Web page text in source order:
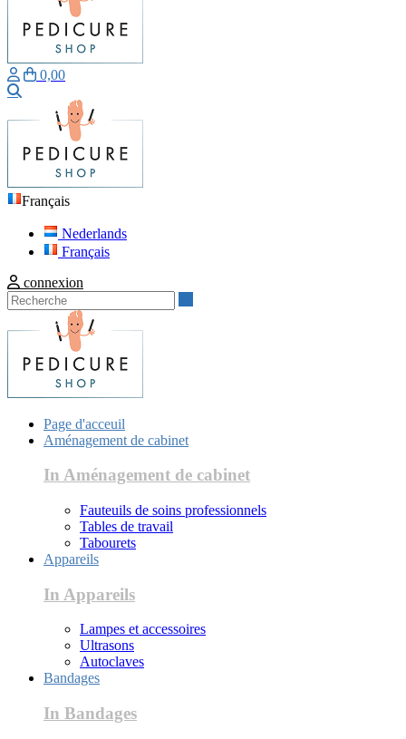
0,00
Français
Nederlands
Français
connexion
Page d'acceuil
Aménagement de cabinet
In Aménagement de cabinet
Fauteuils de soins professionnels
Tables de travail
Tabourets
Appareils
In Appareils
Lampes et accessoires
Ultrasons
Autoclaves
Bandages
In Bandages